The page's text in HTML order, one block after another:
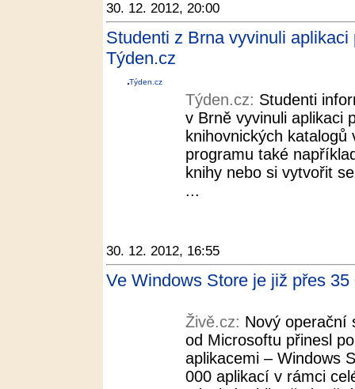
30. 12. 2012, 20:00
Studenti z Brna vyvinuli
Týden.cz
Týden.cz
Týden.cz: Studenti
v Brně vyvinuli aplikaci
knihovnických
programu také
knihy nebo si vytvořit
...
30. 12. 2012, 16:55
Ve Windows Store je již přes
Živě.cz: Nový operační
od Microsoftu přinesl
aplikacemi – Windows
000 aplikací v rámci